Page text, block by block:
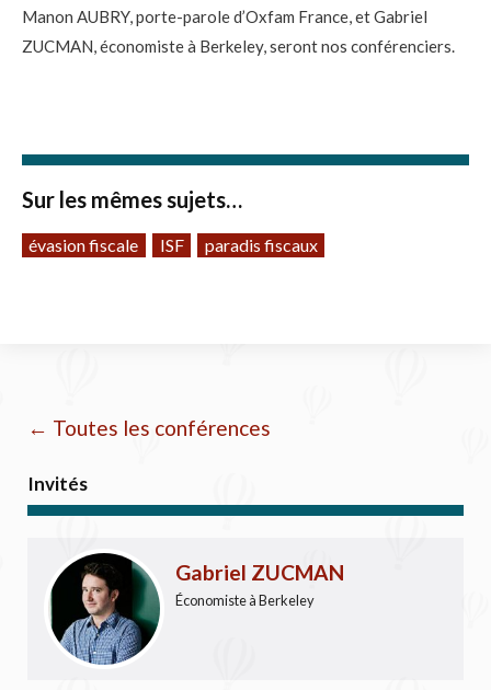
Manon AUBRY, porte-parole d’Oxfam France, et Gabriel
ZUCMAN, économiste à Berkeley, seront nos conférenciers.
Sur les mêmes sujets…
évasion fiscale ISF paradis fiscaux
← Toutes les conférences
Invités
Gabriel ZUCMAN
Économiste à Berkeley